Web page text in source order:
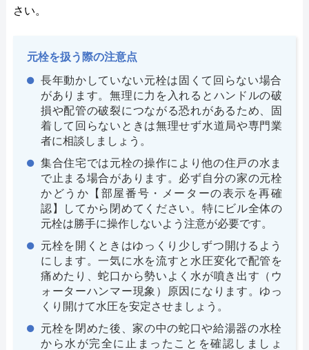
さい。
元栓を扱う際の注意点
長年動かしていない元栓は固くて回らない場合
があります。無理に力を入れるとハンドルの破
損や配管の破裂につながる恐れがあるため、固
着して回らないときは無理せず水道局や専門業
者に相談しましょう。
集合住宅では元栓の操作により他の住戸の水ま
で止まる場合があります。必ず自分の家の元栓
かどうか【部屋番号・メーターの表示を再確
認】してから閉めてください。特にビル全体の
元栓は勝手に操作しないよう注意が必要です。
元栓を開くときはゆっくり少しずつ開けるよう
にします。一気に水を流すと水圧変化で配管を
痛めたり、蛇口から勢いよく水が噴き出す（ウ
ォーターハンマー現象）原因になります。ゆっ
くり開けて水圧を安定させましょう。
元栓を閉めた後、家の中の蛇口や給湯器の水栓
から水が完全に止まったことを確認しましょ